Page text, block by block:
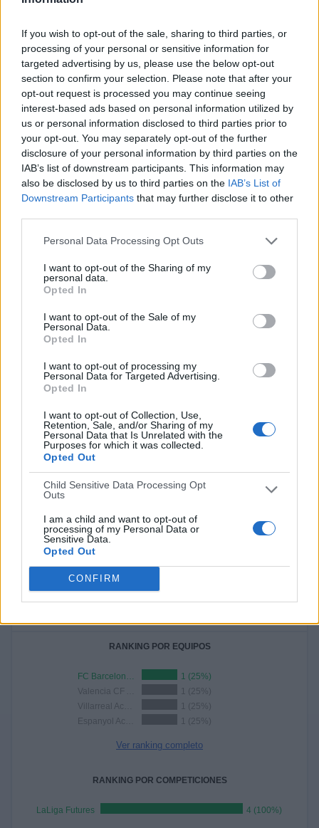
If you wish to opt-out of the sale, sharing to third parties, or
processing of your personal or sensitive information for
targeted advertising by us, please use the below opt-out
section to confirm your selection. Please note that after your
opt-out request is processed you may continue seeing
interest-based ads based on personal information utilized by
us or personal information disclosed to third parties prior to
your opt-out. You may separately opt-out of the further
disclosure of your personal information by third parties on the
IAB’s list of downstream participants. This information may
also be disclosed by us to third parties on the IAB’s List of
Downstream Participants that may further disclose it to other
Personal Data Processing Opt Outs
I want to opt-out of the Sharing of my
personal data.
Opted In
I want to opt-out of the Sale of my
Personal Data.
Opted In
I want to opt-out of processing my
Personal Data for Targeted Advertising.
Opted In
I want to opt-out of Collection, Use,
Retention, Sale, and/or Sharing of my
Personal Data that Is Unrelated with the
Purposes for which it was collected.
Opted Out
Child Sensitive Data Processing Opt
Outs
I am a child and want to opt-out of
processing of my Personal Data or
Sensitive Data.
Opted Out
CONFIRM
4
4 partidos en abierto
100%
0 partidos de pago
0%
ÚLTIMO PARTIDO EN ABIERTO
Espanyol Academy - Shanghai Port Academy
GOL
4 (100%)
GolStadium
RTVE Play
DAZN
4 (100%)
DAZN App Gratis
Ver ranking completo
132
SIN PARTIDO
0
CONSECUTIVOS
DE PAGO
0 partidos en local
0%
4 partidos de visitante
100%
TOTAL
1
RANKING POR EQUIPOS
FC Barcelona Academy
1 (25%)
1 (25%)
1 (25%)
1 (25%)
Ver ranking completo
RANKING POR COMPETICIONES
LaLiga Futures 4 (100%)